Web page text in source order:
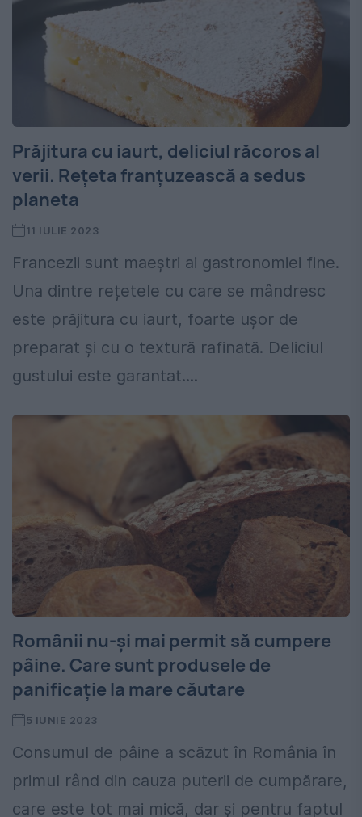
Prăjitura cu iaurt, deliciul răcoros al
verii. Rețeta franțuzească a sedus
planeta
11 IULIE 2023
Francezii sunt maeștri ai gastronomiei fine.
Una dintre rețetele cu care se mândresc
este prăjitura cu iaurt, foarte ușor de
preparat și cu o textură rafinată. Deliciul
gustului este garantat....
Românii nu-şi mai permit să cumpere
pâine. Care sunt produsele de
panificație la mare căutare
5 IUNIE 2023
Consumul de pâine a scăzut în România în
primul rând din cauza puterii de cum­părare,
care este tot mai mică, dar şi pentru faptul